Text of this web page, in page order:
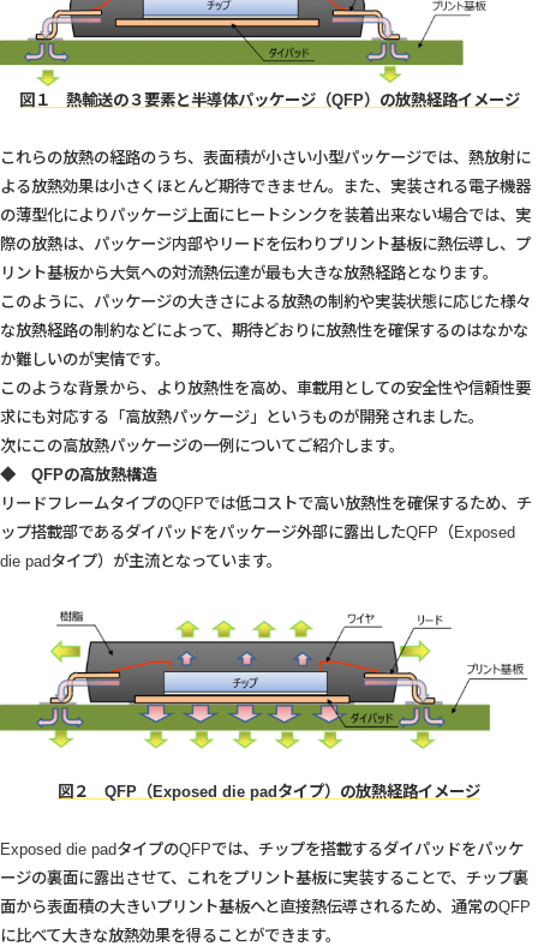
図１ 熱輸送の３要素と半導体パッケージ（QFP）の放熱経路イメージ
これらの放熱の経路のうち、表面積が小さい小型パッケージでは、熱放射に
よる放熱効果は小さくほとんど期待できません。また、実装される電子機器
の薄型化によりパッケージ上面にヒートシンクを装着出来ない場合では、実
際の放熱は、パッケージ内部やリードを伝わりプリント基板に熱伝導し、プ
リント基板から大気への対流熱伝達が最も大きな放熱経路となります。
このように、パッケージの大きさによる放熱の制約や実装状態に応じた様々
な放熱経路の制約などによって、期待どおりに放熱性を確保するのはなかな
か難しいのが実情です。
このような背景から、より放熱性を高め、車載用としての安全性や信頼性要
求にも対応する「高放熱パッケージ」というものが開発されました。
次にこの高放熱パッケージの一例についてご紹介します。
◆ QFPの高放熱構造
リードフレームタイプのQFPでは低コストで高い放熱性を確保するため、チ
ップ搭載部であるダイパッドをパッケージ外部に露出したQFP（Exposed
die padタイプ）が主流となっています。
図２ QFP（Exposed die padタイプ）の放熱経路イメージ
Exposed die padタイプのQFPでは、チップを搭載するダイパッドをパッケ
ージの裏面に露出させて、これをプリント基板に実装することで、チップ裏
面から表面積の大きいプリント基板へと直接熱伝導されるため、通常のQFP
に比べて大きな放熱効果を得ることができます。